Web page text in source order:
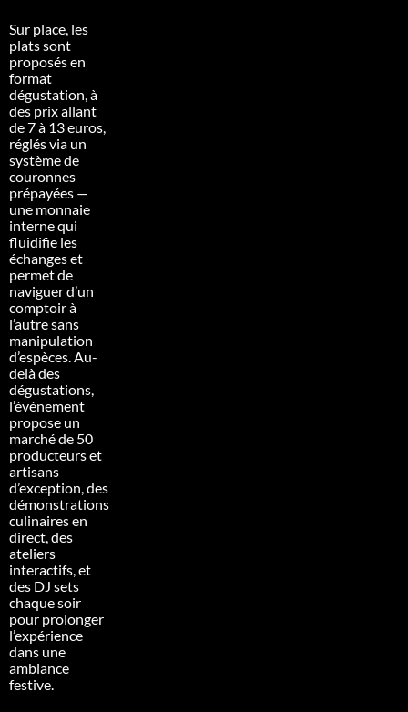
Sur place, les
plats sont
proposés en
format
dégustation, à
des prix allant
de 7 à 13 euros,
réglés via un
système de
couronnes
prépayées —
une monnaie
interne qui
fluidifie les
échanges et
permet de
naviguer d’un
comptoir à
l’autre sans
manipulation
d’espèces. Au-
delà des
dégustations,
l’événement
propose un
marché de 50
producteurs et
artisans
d’exception, des
démonstrations
culinaires en
direct, des
ateliers
interactifs, et
des DJ sets
chaque soir
pour prolonger
l’expérience
dans une
ambiance
festive.